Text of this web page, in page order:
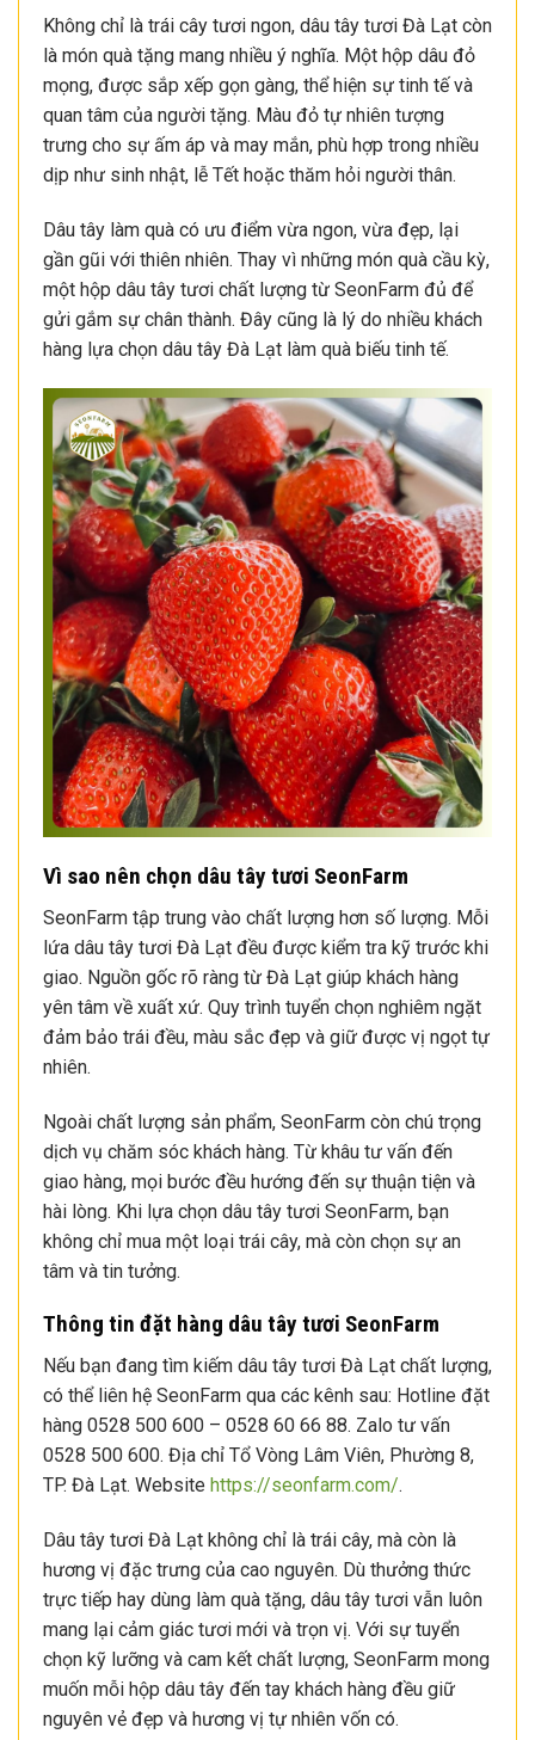
Không chỉ là trái cây tươi ngon, dâu tây tươi Đà Lạt còn
là món quà tặng mang nhiều ý nghĩa. Một hộp dâu đỏ
mọng, được sắp xếp gọn gàng, thể hiện sự tinh tế và
quan tâm của người tặng. Màu đỏ tự nhiên tượng
trưng cho sự ấm áp và may mắn, phù hợp trong nhiều
dịp như sinh nhật, lễ Tết hoặc thăm hỏi người thân.
Dâu tây làm quà có ưu điểm vừa ngon, vừa đẹp, lại
gần gũi với thiên nhiên. Thay vì những món quà cầu kỳ,
một hộp dâu tây tươi chất lượng từ SeonFarm đủ để
gửi gắm sự chân thành. Đây cũng là lý do nhiều khách
hàng lựa chọn dâu tây Đà Lạt làm quà biếu tinh tế.
Vì sao nên chọn dâu tây tươi SeonFarm
SeonFarm tập trung vào chất lượng hơn số lượng. Mỗi
lứa dâu tây tươi Đà Lạt đều được kiểm tra kỹ trước khi
giao. Nguồn gốc rõ ràng từ Đà Lạt giúp khách hàng
yên tâm về xuất xứ. Quy trình tuyển chọn nghiêm ngặt
đảm bảo trái đều, màu sắc đẹp và giữ được vị ngọt tự
nhiên.
Ngoài chất lượng sản phẩm, SeonFarm còn chú trọng
dịch vụ chăm sóc khách hàng. Từ khâu tư vấn đến
giao hàng, mọi bước đều hướng đến sự thuận tiện và
hài lòng. Khi lựa chọn dâu tây tươi SeonFarm, bạn
không chỉ mua một loại trái cây, mà còn chọn sự an
tâm và tin tưởng.
Thông tin đặt hàng dâu tây tươi SeonFarm
Nếu bạn đang tìm kiếm dâu tây tươi Đà Lạt chất lượng,
có thể liên hệ SeonFarm qua các kênh sau: Hotline đặt
hàng 0528 500 600 – 0528 60 66 88. Zalo tư vấn
0528 500 600. Địa chỉ Tổ Vòng Lâm Viên, Phường 8,
TP. Đà Lạt. Website https://seonfarm.com/.
Dâu tây tươi Đà Lạt không chỉ là trái cây, mà còn là
hương vị đặc trưng của cao nguyên. Dù thưởng thức
trực tiếp hay dùng làm quà tặng, dâu tây tươi vẫn luôn
mang lại cảm giác tươi mới và trọn vị. Với sự tuyển
chọn kỹ lưỡng và cam kết chất lượng, SeonFarm mong
muốn mỗi hộp dâu tây đến tay khách hàng đều giữ
nguyên vẻ đẹp và hương vị tự nhiên vốn có.